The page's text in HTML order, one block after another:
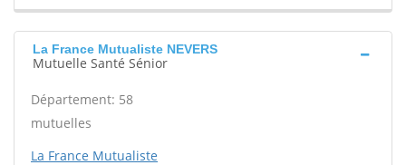
La France Mutualiste NEVERS
Mutuelle Santé Sénior
Département: 58
mutuelles
La France Mutualiste